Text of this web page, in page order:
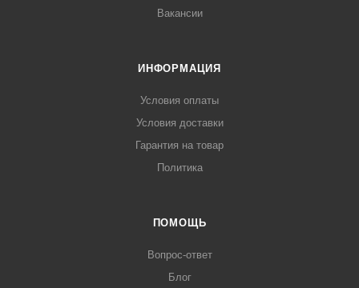
Вакансии
ИНФОРМАЦИЯ
Условия оплаты
Условия доставки
Гарантия на товар
Политика
ПОМОЩЬ
Вопрос-ответ
Блог